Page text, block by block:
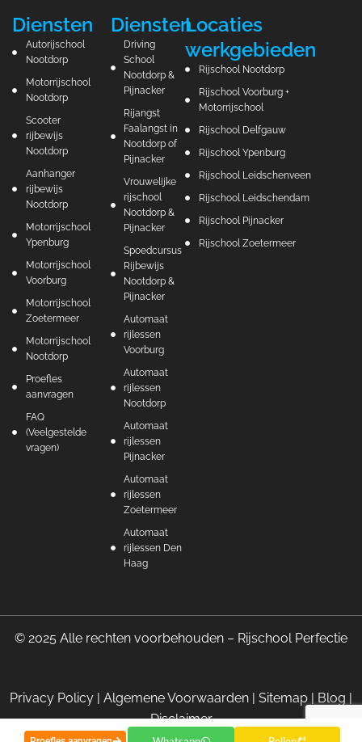
Diensten
Autorijschool
Nootdorp
Motorrijschool
Nootdorp
Scooter
rijbewijs
Nootdorp
Aanhanger
rijbewijs
Nootdorp
Motorrijschool
Ypenburg
Motorrijschool
Voorburg
Motorrijschool
Zoetermeer
Motorrijschool
Nootdorp
Proefles
aanvragen
FAQ
(Veelgestelde
vragen)
Diensten
Driving
School
Nootdorp &
Pijnacker
Rijangst
Faalangst in
Nootdorp of
Pijnacker
Vrouwelijke
rijschool
Nootdorp &
Pijnacker
Spoedcursus
Rijbewijs
Nootdorp &
Pijnacker
Automaat
rijlessen
Voorburg
Automaat
rijlessen
Nootdorp
Automaat
rijlessen
Pijnacker
Automaat
rijlessen
Zoetermeer
Automaat
rijlessen Den
Haag
Locaties
werkgebieden
Rijschool Nootdorp
Rijschool Voorburg +
Motorrijschool
Rijschool Delfgauw
Rijschool Ypenburg
Rijschool Leidschenveen
Rijschool Leidschendam
Rijschool Pijnacker
Rijschool Zoetermeer
© 2025 Alle rechten voorbehouden – Rijschool Perfectie
Privacy Policy | Algemene Voorwaarden | Sitemap | Blog |
Disclaimer